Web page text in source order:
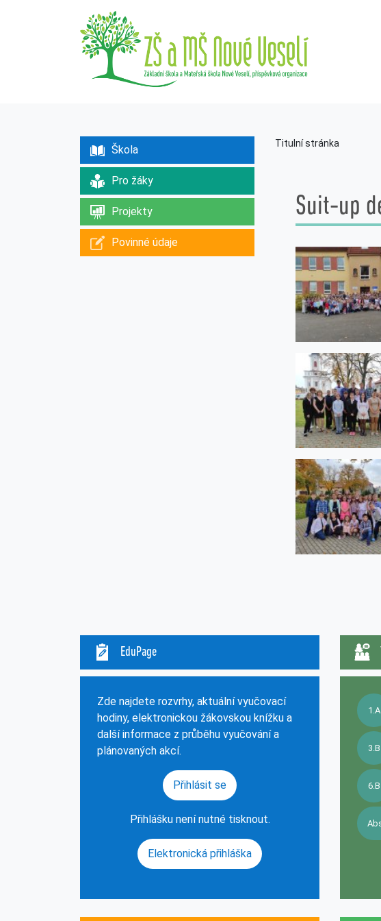
Škola
Pro žáky
Projekty
Povinné údaje
Titulní stránka
Suit-up
EduPage
Zde najdete rozvrhy, aktuální vyučovací
hodiny, elektronickou žákovskou knížku a
další informace z průběhu vyučování a
plánovaných akcí.
Přihlásit se
Přihlášku není nutné tisknout.
Elektronická přihláška
1.A
3.B
6.B